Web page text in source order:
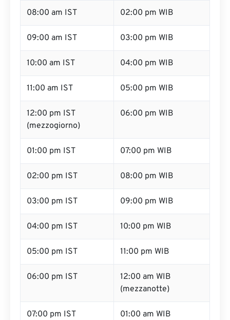
08:00 am IST 02:00 pm WIB
09:00 am IST 03:00 pm WIB
10:00 am IST 04:00 pm WIB
11:00 am IST 05:00 pm WIB
12:00 pm IST
(mezzogiorno)
06:00 pm WIB
01:00 pm IST 07:00 pm WIB
02:00 pm IST 08:00 pm WIB
03:00 pm IST 09:00 pm WIB
04:00 pm IST 10:00 pm WIB
05:00 pm IST 11:00 pm WIB
06:00 pm IST
12:00 am WIB
(mezzanotte)
07:00 pm IST 01:00 am WIB